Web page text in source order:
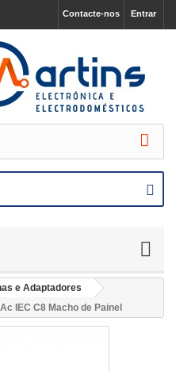
Entrar
Contacte-nos
e Adaptadores
IEC C8 Macho de Painel